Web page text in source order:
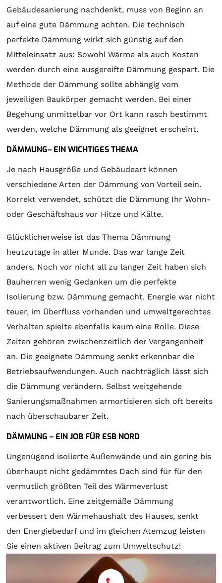
Gebäudesanierung nachdenkt, muss von Beginn an
auf eine gute Dämmung achten. Die technisch
perfekte Dämmung wirkt sich günstig auf den
Mitteleinsatz aus: Sowohl Wärme als auch Kosten
werden durch eine ausgereifte Dämmung gespart. Die
Methode der Dämmung sollte abhängig vom
jeweiligen Baukörper gemacht werden. Bei einer
Begehung unmittelbar vor Ort kann rasch bestimmt
werden, welche Dämmung als geeignet erscheint.
DÄMMUNG– EIN WICHTIGES THEMA
Je nach Hausgröße und Gebäudeart können
verschiedene Arten der Dämmung von Vorteil sein.
Korrekt verwendet, schützt die Dämmung Ihr Wohn-
oder Geschäftshaus vor Hitze und Kälte.
Glücklicherweise ist das Thema Dämmung
heutzutage in aller Munde. Das war lange Zeit
anders. Noch vor nicht all zu langer Zeit haben sich
Bauherren wenig Gedanken um die perfekte
Isolierung bzw. Dämmung gemacht. Energie war nicht
teuer, im Überfluss vorhanden und umweltgerechtes
Verhalten spielte ebenfalls kaum eine Rolle. Diese
Zeiten gehören zwischenzeitlich der Vergangenheit
an. Die geeignete Dämmung senkt erkennbar die
Betriebsaufwendungen. Auch nachträglich lässt sich
die Dämmung verändern. Selbst weitgehende
Sanierungsmaßnahmen armortisieren sich oft bereits
nach überschaubarer Zeit.
DÄMMUNG – EIN JOB FÜR ESB NORD
Ungenügend isolierte Außenwände und ein gering bis
überhaupt nicht gedämmtes Dach sind für für den
vermutlich größten Teil des Wärmeverlust
verantwortlich. Eine zeitgemäße Dämmung
verbessert den Wärmehaushalt des Hauses, senkt
den Energiebedarf und im gleichen Atemzug leisten
Sie einen aktiven Beitrag zum Umweltschutz!